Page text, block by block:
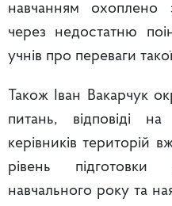
навчанням охоплено
через недостатню
учнів про переваги
Також Іван Вакарчук
питань, відповіді
керівників територій
рівень підготовки
навчального року та